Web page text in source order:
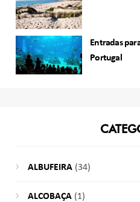
Entradas
Portugal
ALBUFEIRA(34)
ALCOBAÇA(1)